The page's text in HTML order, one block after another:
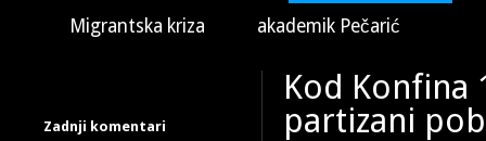
Migrantska kriza akademik Pečarić
Zadnji komentari
Kod Konfina
partizani